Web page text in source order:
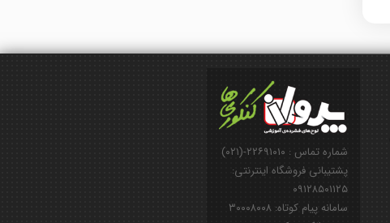
شماره تماس : ۲۲۶۹۱۰۱۰-(۰۲۱)
پشتیبانی فروشگاه اینترنتی:
۰۹۱۲۸۵۰۱۱۲۵
سامانه پیام کوتاه: ۳۰۰۰۸۰۰۸